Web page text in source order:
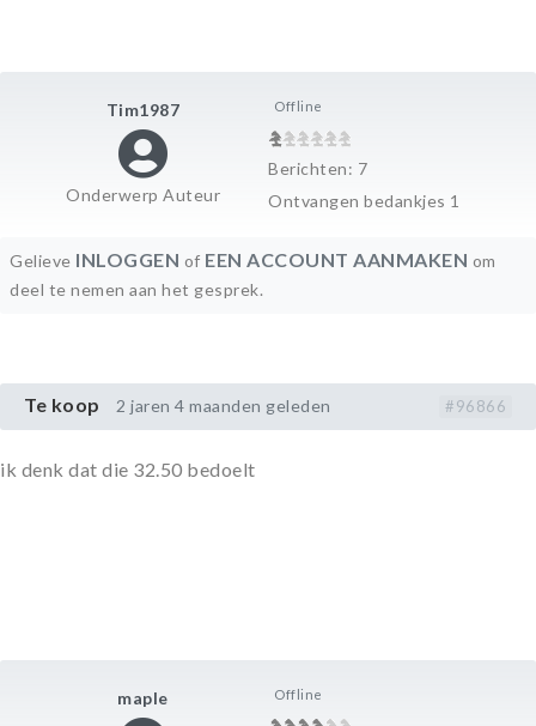
Tim1987
Onderwerp Auteur
Offline
Berichten: 7
Ontvangen bedankjes 1
Gelieve INLOGGEN of EEN ACCOUNT AANMAKEN om
deel te nemen aan het gesprek.
Te koop 2 jaren 4 maanden geleden #96866
maple Offline
ik denk dat die 32.50 bedoelt